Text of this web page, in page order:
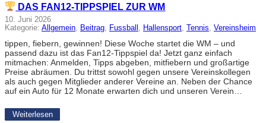
DAS FAN12-TIPPSPIEL ZUR WM
10. Juni 2026
Kategorie: Allgemein, Beitrag, Fussball , Hallensport, Tennis, Vereinsheim
tippen, fiebern, gewinnen! Diese Woche startet die WM – und
passend dazu ist das Fan12-Tippspiel da! Jetzt ganz einfach
mitmachen: Anmelden, Tipps abgeben, mitfiebern und großartige
Preise abräumen. Du trittst sowohl gegen unsere Vereinskollegen
als auch gegen Mitglieder anderer Vereine an. Neben der Chance
auf ein Auto für 12 Monate erwarten dich und unseren Verein…
Weiterlesen